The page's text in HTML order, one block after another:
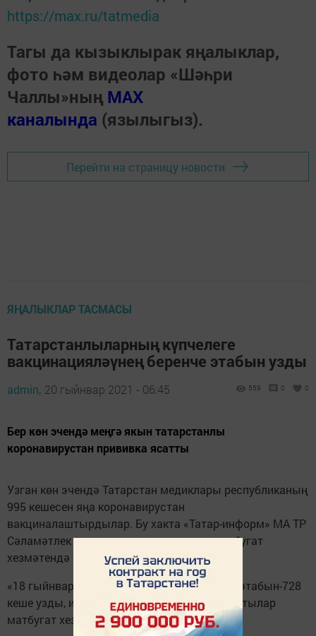
https://max.ru/tatmedia
Тагы да кызыклырак яңалыклар,
фото һәм видеолар «Шәһри
Чаллы»ның MAX
каналында (язылыгыз).
Перейти на страницу новости
ЯҢАЛЫКЛАР ТАСМАСЫ
Татарстанлыларның күпчелеге
вакцинацияләүнең беренче этабын узды
admin, 20 гыйнвар 2021 - 06:45 559 0 0
Бер көн эчендә меңгә якын татарстанлы
коронавирустан прививка ясатты
Узган көн эчендә Татарстан медиклары республиканың
995 кешесен яңа коронавирустан
вакциналаштырдылар. Бу хакта «Татар-информ» МА ТР
Сәламәтлек саклау министрлыгының матбугат
хезмәтендә сөйләделәр.
«18 гыйнварда вакцинацияләүнең беренче этабын-728
кеше узды, икенче этап — 267», — дип аңлаттылар
матбугат хезмәтендә.